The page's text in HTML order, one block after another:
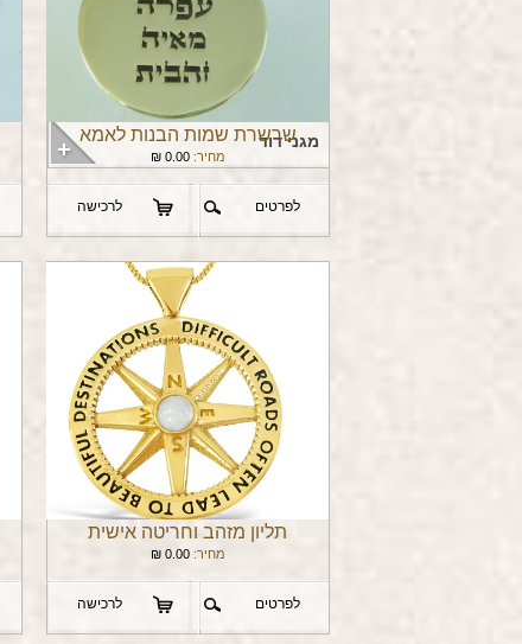
מגני דוד
שרשרת שמות הבנות לאמא
מחיר: 0.00
₪
לפרטים לרכישה
תליון מזהב וחריטה אישית
מחיר: 0.00
₪
לפרטים לרכישה